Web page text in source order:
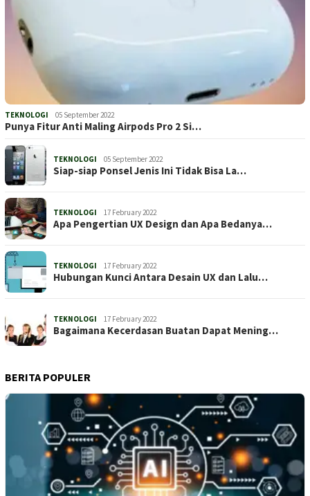
TEKNOLOGI 05 September 2022
Punya Fitur Anti Maling Airpods Pro 2 Si…
TEKNOLOGI 05 September 2022
Siap-siap Ponsel Jenis Ini Tidak Bisa La…
TEKNOLOGI 17 February 2022
Apa Pengertian UX Design dan Apa Bedanya…
TEKNOLOGI 17 February 2022
Hubungan Kunci Antara Desain UX dan Lalu…
TEKNOLOGI 17 February 2022
Bagaimana Kecerdasan Buatan Dapat Mening…
BERITA POPULER